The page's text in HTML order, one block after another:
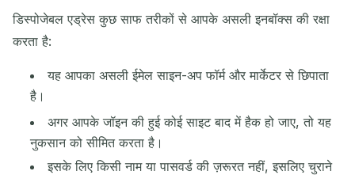
डिस्पोजेबल एड्रेस कुछ साफ तरीकों से आपके असली इनबॉक्स की रक्षा
करता है:
यह आपका असली ईमेल साइन-अप फॉर्म और मार्केटर से छिपाता
है।
अगर आपके जॉइन की हुई कोई साइट बाद में हैक हो जाए, तो यह
नुकसान को सीमित करता है।
इसके लिए किसी नाम या पासवर्ड की ज़रूरत नहीं, इसलिए चुराने